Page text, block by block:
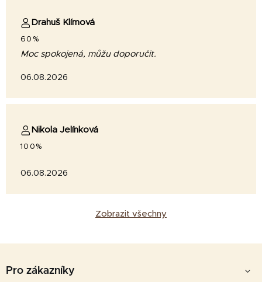
Drahuš Klímová
60%
Moc spokojená, můžu doporučit.
06.08.2026
Nikola Jelínková
100%
06.08.2026
Zobrazit všechny
Pro zákazníky